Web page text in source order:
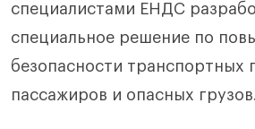
специалистами ЕНДС
специальное решение по
безопасности транспортных
пассажиров и опасных грузов.